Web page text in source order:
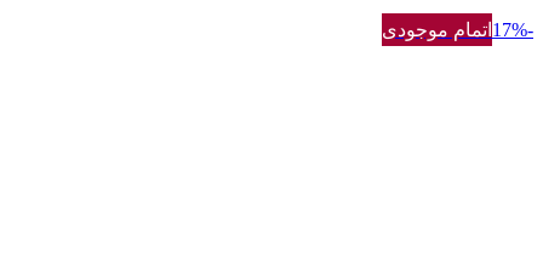
-17% اتمام موجودی